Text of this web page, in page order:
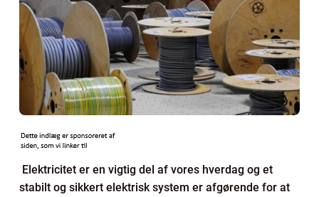
Elektricitet er en vigtig del af vores hverdag og et
stabilt og sikkert elektrisk system er afgørende for at